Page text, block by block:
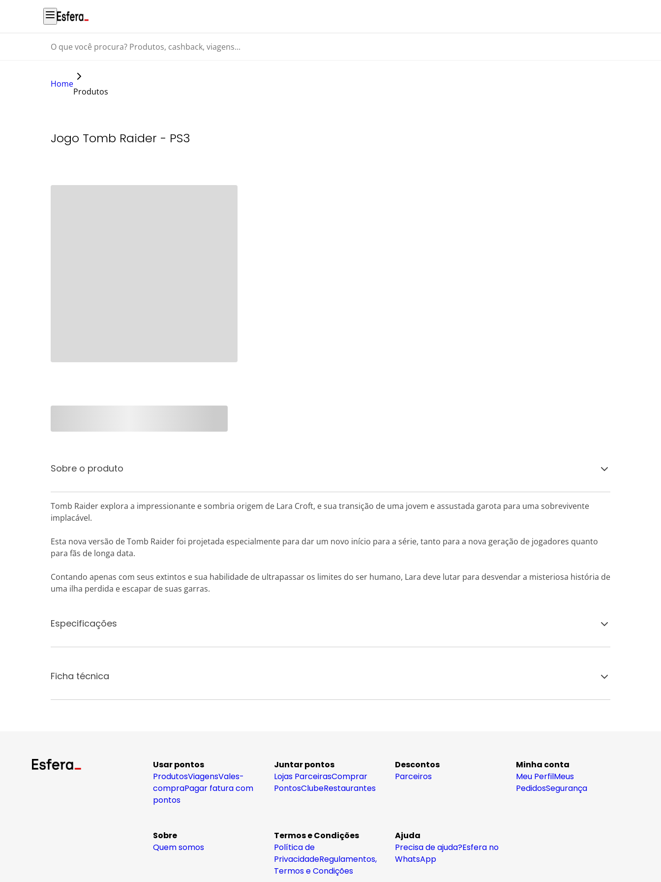
O que você procura? Produtos, cashback, viagens...
Home
Produtos
Jogo Tomb Raider - PS3
Sobre o produto
Tomb Raider explora a impressionante e sombria origem de Lara Croft, e sua transição de uma jovem e assustada garota para uma sobrevivente
implacável.
Esta nova versão de Tomb Raider foi projetada especialmente para dar um novo início para a série, tanto para a nova geração de jogadores quanto
para fãs de longa data.
Contando apenas com seus extintos e sua habilidade de ultrapassar os limites do ser humano, Lara deve lutar para desvendar a misteriosa história de
uma ilha perdida e escapar de suas garras.
Especificações
Ficha técnica
Usar pontos
ProdutosViagensVales-
compraPagar fatura com
pontos
Juntar pontos
Lojas ParceirasComprar
PontosClubeRestaurantes
Descontos
Parceiros
Minha conta
Meu PerfilMeus
PedidosSegurança
Sobre
Quem somos
Termos e Condições
Política de
PrivacidadeRegulamentos,
Termos e Condições
Ajuda
Precisa de ajuda?Esfera no
WhatsApp